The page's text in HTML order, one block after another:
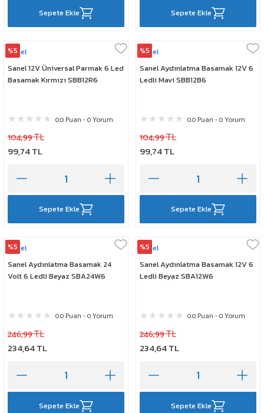
Sepete Ekle Sepete Ekle
%5
Sanel
Sanel 12V Üniversal Parmak 6 Led
Basamak Kırmızı SBB12R6
0.0 Puan - 0 Yorum
104,99 TL
99,74 TL
Sepete Ekle
%5
Sanel
Sanel Aydınlatma Basamak 12V 6
Ledli Mavi SBB12B6
0.0 Puan - 0 Yorum
104,99 TL
99,74 TL
Sepete Ekle
%5
Sanel
Sanel Aydınlatma Basamak 24
Volt 6 Ledli Beyaz SBA24W6
0.0 Puan - 0 Yorum
246,99 TL
234,64 TL
Sepete Ekle
%5
Sanel
Sanel Aydınlatma Basamak 12V 6
Ledli Beyaz SBA12W6
0.0 Puan - 0 Yorum
246,99 TL
234,64 TL
Sepete Ekle